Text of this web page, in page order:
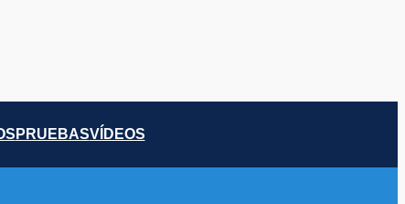
PRUEBASVÍDEOS